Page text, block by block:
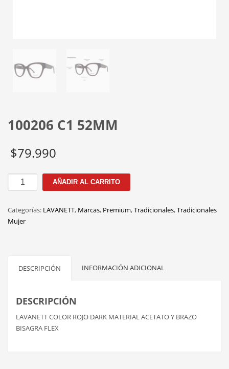
100206 C1 52MM
$79.990
100206
C1
cantidad
AÑADIR AL CARRITO
Categorías: LAVANETT, Marcas, Premium,Tradicionales,Tradicionales
Mujer
DESCRIPCIÓN INFORMACIÓN ADICIONAL
DESCRIPCIÓN
LAVANETT COLOR ROJO DARK MATERIAL ACETATO Y BRAZO
BISAGRA FLEX